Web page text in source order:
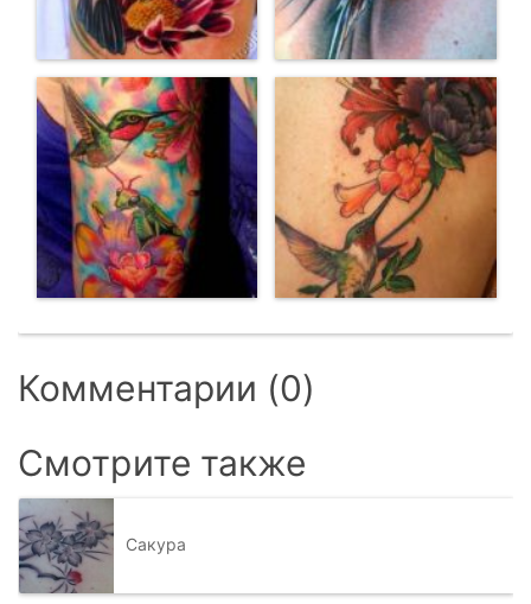
Комментарии (0)
Смотрите также
Сакура